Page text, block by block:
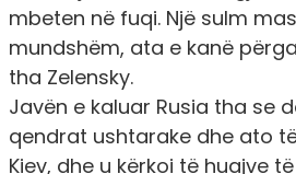
mbeten në fuqi. Një sulm
mundshëm, ata e kanë
tha Zelensky.
Javën e kaluar Rusia tha se
qendrat ushtarake dhe ato
Kiev, dhe u kërkoi të huajve